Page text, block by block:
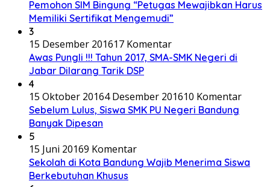
Pemohon SIM Bingung “Petugas Mewajibkan Harus
Memiliki Sertifikat Mengemudi”
3
15 Desember 201617 Komentar
Awas Pungli !!! Tahun 2017, SMA-SMK Negeri di
Jabar Dilarang Tarik DSP
4
15 Oktober 20164 Desember 201610 Komentar
Sebelum Lulus, Siswa SMK PU Negeri Bandung
Banyak Dipesan
5
15 Juni 20169 Komentar
Sekolah di Kota Bandung Wajib Menerima Siswa
Berkebutuhan Khusus